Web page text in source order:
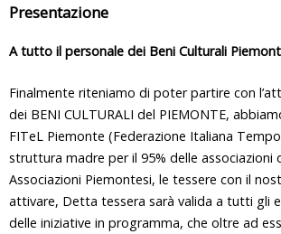
Presentazione
A tutto il personale dei Beni Culturali
Finalmente riteniamo di poter partire con
dei BENI CULTURALI del PIEMONTE,
FITeL Piemonte (Federazione Italiana
struttura madre per il 95% delle associazioni
Associazioni Piemontesi, le tessere con il
attivare, Detta tessera sarà valida a tutti gli
delle iniziative in programma, che oltre ad